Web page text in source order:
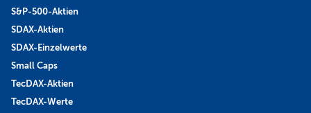
S&P-500-Aktien
SDAX-Aktien
SDAX-Einzelwerte
Small Caps
TecDAX-Aktien
TecDAX-Werte